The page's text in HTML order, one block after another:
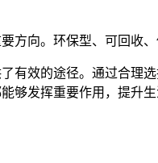
向。环保型、可回收
效的途径。通过合理
发挥重要作用，提升